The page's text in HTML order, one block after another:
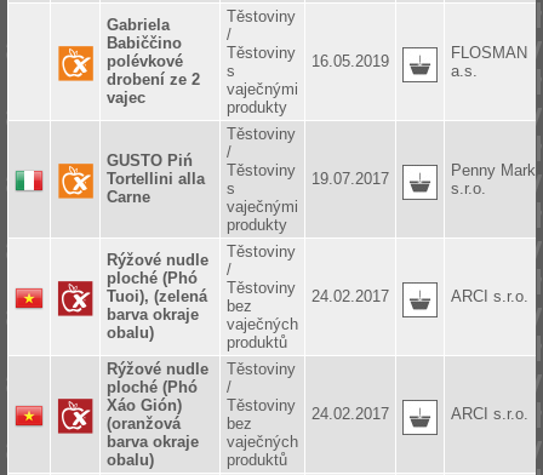
Gabriela
Babiččino
polévkové
drobení ze 2
vajec
Těstoviny
/
Těstoviny
s
vaječnými
produkty
16.05.2019
FLOSMAN
a.s.
GUSTO Piń
Tortellini alla
Carne
Těstoviny
/
Těstoviny
s
vaječnými
produkty
19.07.2017
Penny
s.r.o.
Rýžové nudle
ploché (Phó
Tuoi), (zelená
barva okraje
obalu)
Těstoviny
/
Těstoviny
bez
vaječných
produktů
24.02.2017 ARCI s.r.o.
Rýžové nudle
ploché (Phó
Xáo Gión)
(oranžová
barva okraje
obalu)
Těstoviny
/
Těstoviny
bez
vaječných
produktů
24.02.2017 ARCI s.r.o.